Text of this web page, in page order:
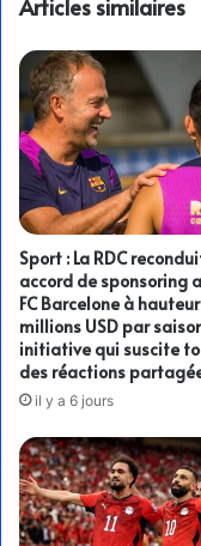
Articles similaires
Sport : La RDC
accord de sponsoring
FC Barcelone à
millions USD par
initiative qui suscite
des réactions
il y a 6 jours